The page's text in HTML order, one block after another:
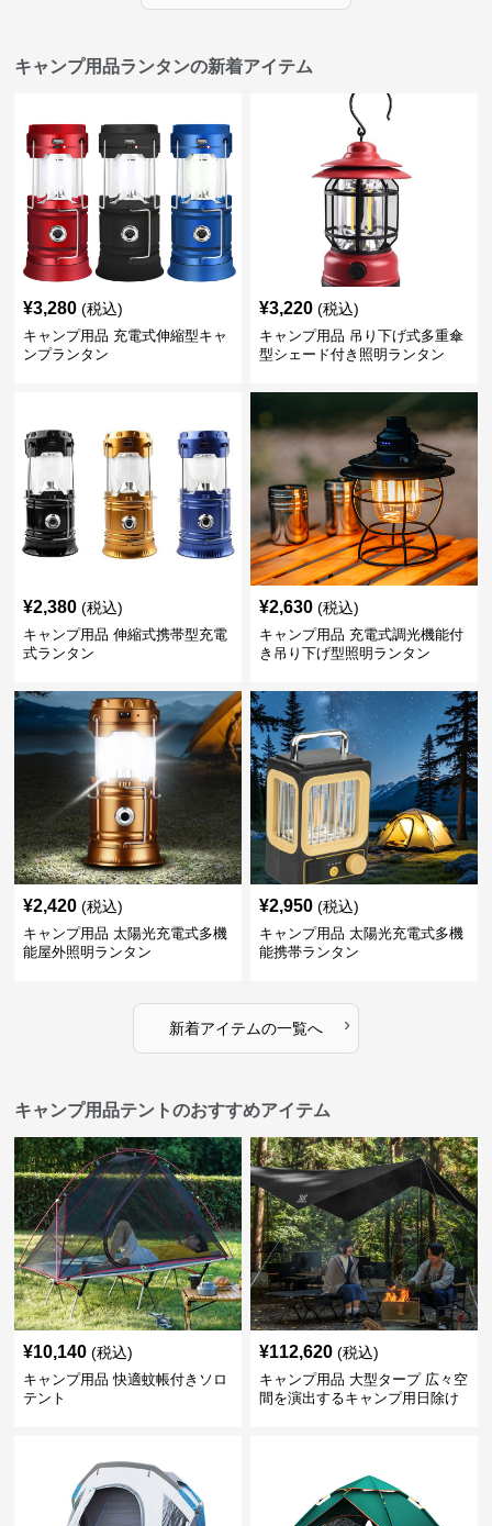
キャンプ用品ランタンの新着アイテム
¥3,280 (税込)
キャンプ用品 充電式伸縮型キャ
ンプランタン
¥3,220 (税込)
キャンプ用品 吊り下げ式多重傘
型シェード付き照明ランタン
¥2,380 (税込)
キャンプ用品 伸縮式携帯型充電
式ランタン
¥2,630 (税込)
キャンプ用品 充電式調光機能付
き吊り下げ型照明ランタン
¥2,420 (税込)
キャンプ用品 太陽光充電式多機
能屋外照明ランタン
¥2,950 (税込)
キャンプ用品 太陽光充電式多機
能携帯ランタン
新着アイテムの一覧へ ›
キャンプ用品テントのおすすめアイテム
¥10,140 (税込)
キャンプ用品 快適蚊帳付きソロ
テント
¥112,620 (税込)
キャンプ用品 大型タープ 広々空
間を演出するキャンプ用日除け